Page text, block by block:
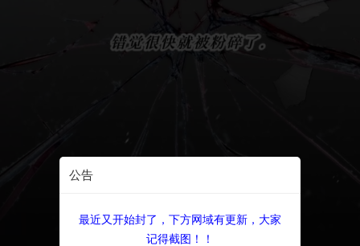
公告
最近又开始封了，下方网域有更新，大家
记得截图！！